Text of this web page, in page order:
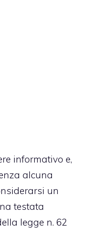
informativo e,
alcuna
un
testata
legge n. 62